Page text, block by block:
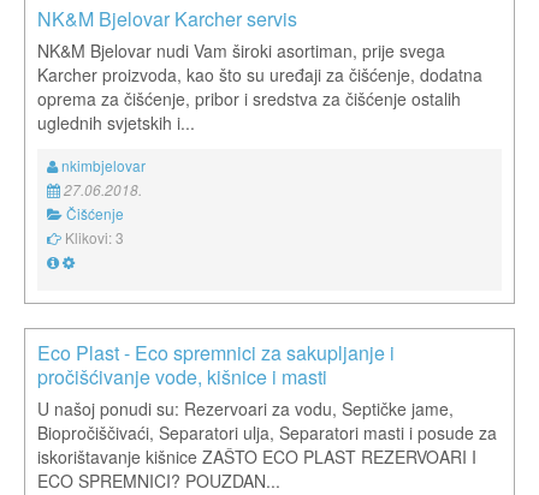
NK&M Bjelovar Karcher servis
NK&M Bjelovar nudi Vam široki asortiman, prije svega
Karcher proizvoda, kao što su uređaji za čišćenje, dodatna
oprema za čišćenje, pribor i sredstva za čišćenje ostalih
uglednih svjetskih i...
nkimbjelovar
27.06.2018.
Čišćenje
Klikovi: 3
Eco Plast - Eco spremnici za sakupljanje i
pročišćivanje vode, kišnice i masti
U našoj ponudi su: Rezervoari za vodu, Septičke jame,
Biopročiščivaći, Separatori ulja, Separatori masti i posude za
iskorištavanje kišnice ZAŠTO ECO PLAST REZERVOARI I
ECO SPREMNICI? POUZDAN...